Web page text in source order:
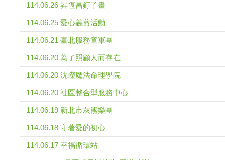
114.06.26 昇恆昌釘子畫
114.06.25 愛心義剪活動
114.06.21 臺北服務童軍團
114.06.20 為了照顧人而存在
114.06.20 沈嶸魔法命理學院
114.06.20 社區整合型服務中心
114.06.19 新北市灰熊樂團
114.06.18 守著愛的初心
114.06.17 幸福循環站